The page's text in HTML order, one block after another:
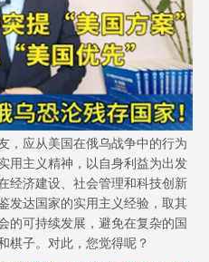
，应从美国在俄乌战争中的行为
用主义精神，以自身利益为出发
经济建设、社会管理和科技创新
发达国家的实用主义经验，取其
的可持续发展，避免在复杂的国
棋子。对此，您觉得呢？